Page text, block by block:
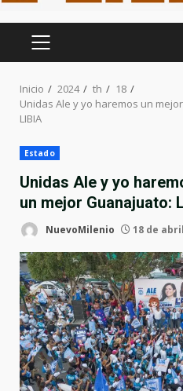
MENÚ
Inicio 2024 th
18
Unidas Ale y yo haremos un
LIBIA
Estado
Unidas Ale y yo
un mejor Guanajuato:
NuevoMilenio 18 de